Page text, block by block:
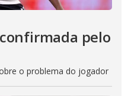
pelo
o problema do jogador